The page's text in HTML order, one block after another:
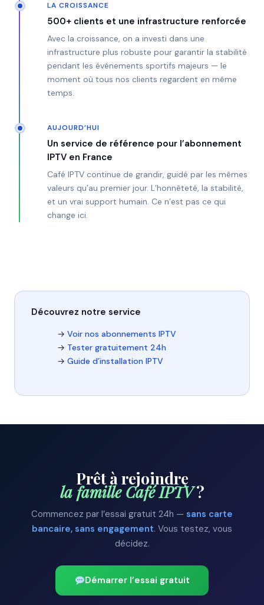
LA CROISSANCE
500+ clients et une infrastructure renforcée
Avec la croissance, on a investi dans une
infrastructure plus robuste pour garantir la stabilité
pendant les événements sportifs majeurs — le
moment où tous nos clients regardent en même
temps.
AUJOURD’HUI
Un service de référence pour l’abonnement
IPTV en France
Café IPTV continue de grandir, guidé par les mêmes
valeurs qu’au premier jour. L’honnêteté, la stabilité,
et un vrai support humain. Ce n’est pas ce qui
change ici.
Découvrez notre service
→ Voir nos abonnements IPTV
→ Tester gratuitement 24h
→ Guide d’installation IPTV
Prêt à rejoindre
la famille Café IPTV?
Commencez par l’essai gratuit 24h — sans carte
bancaire, sans engagement. Vous testez, vous
décidez.
Démarrer l’essai gratuit